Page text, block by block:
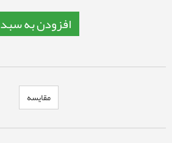
افزودن به سبد
مقایسه